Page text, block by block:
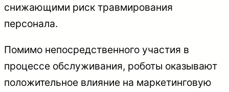
снижающими риск травмирования
персонала.
Помимо непосредственного участия в
процессе обслуживания, роботы оказывают
положительное влияние на маркетинговую